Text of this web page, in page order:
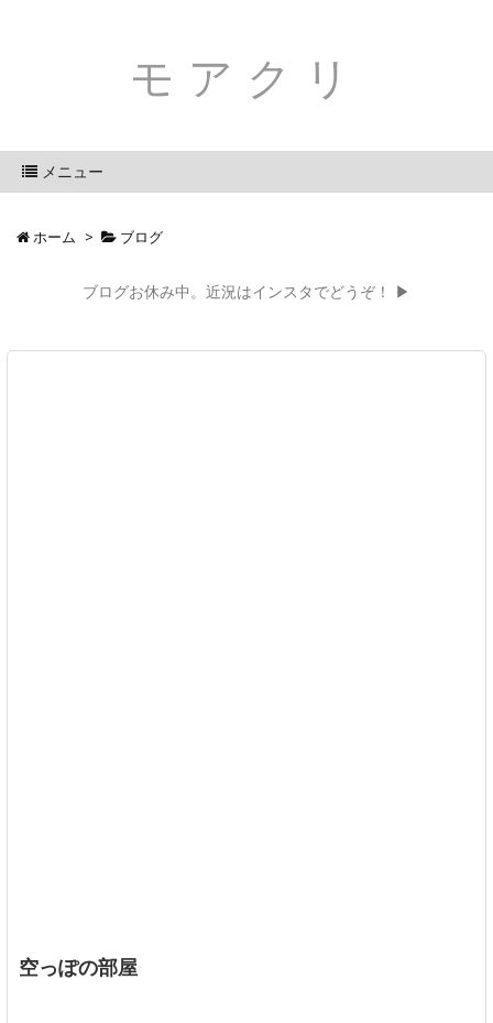
モアクリ
メニュー
ホーム > ブログ
ブログお休み中。近況はインスタでどうぞ！ ▶
空っぽの部屋